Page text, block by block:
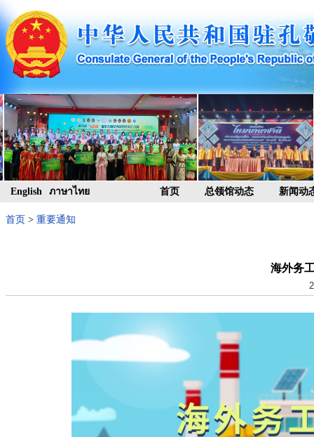
English ภาษาไทย 首页 总领馆动态 新闻动
首页 > 重要通知
海外务